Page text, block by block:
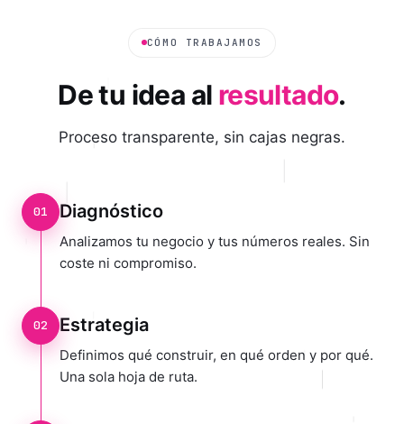
CÓMO TRABAJAMOS
De tu idea al resultado.
Proceso transparente, sin cajas negras.
01 Diagnóstico
Analizamos tu negocio y tus números reales. Sin
coste ni compromiso.
02 Estrategia
Definimos qué construir, en qué orden y por qué.
Una sola hoja de ruta.